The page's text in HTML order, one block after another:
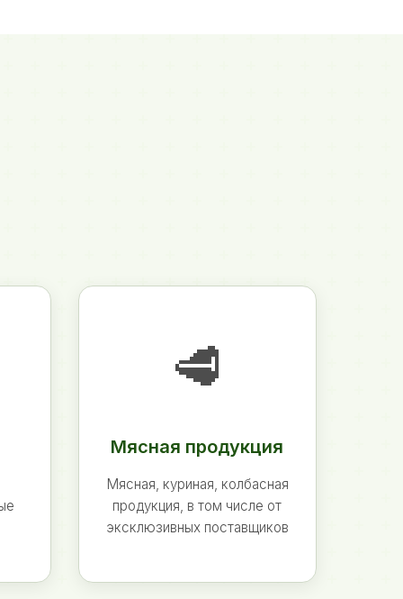
🥩
Мясная продукция
Мясная, куриная, колбасная
продукция, в том числе от
эксклюзивных поставщиков